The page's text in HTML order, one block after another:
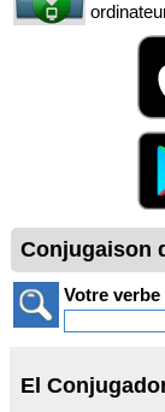
Conjugaison
Votre verbe
El